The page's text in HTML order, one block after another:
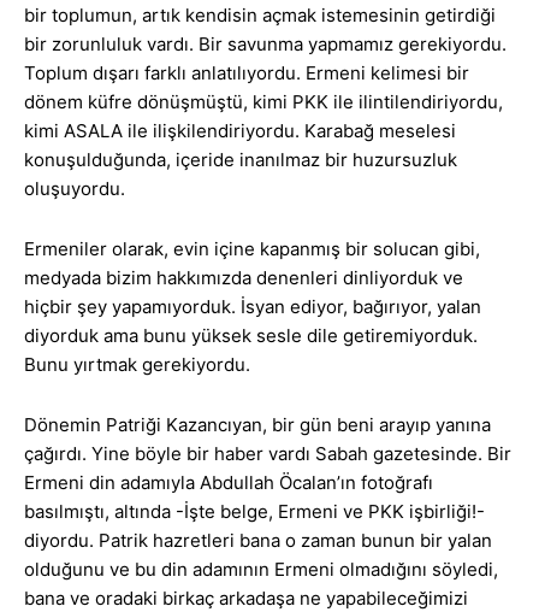
bir toplumun, artık kendisin açmak istemesinin getirdiği
bir zorunluluk vardı. Bir savunma yapmamız gerekiyordu.
Toplum dışarı farklı anlatılıyordu. Ermeni kelimesi bir
dönem küfre dönüşmüştü, kimi PKK ile ilintilendiriyordu,
kimi ASALA ile ilişkilendiriyordu. Karabağ meselesi
konuşulduğunda, içeride inanılmaz bir huzursuzluk
oluşuyordu.
Ermeniler olarak, evin içine kapanmış bir solucan gibi,
medyada bizim hakkımızda denenleri dinliyorduk ve
hiçbir şey yapamıyorduk. İsyan ediyor, bağırıyor, yalan
diyorduk ama bunu yüksek sesle dile getiremiyorduk.
Bunu yırtmak gerekiyordu.
Dönemin Patriği Kazancıyan, bir gün beni arayıp yanına
çağırdı. Yine böyle bir haber vardı Sabah gazetesinde. Bir
Ermeni din adamıyla Abdullah Öcalan’ın fotoğrafı
basılmıştı, altında -İşte belge, Ermeni ve PKK işbirliği!-
diyordu. Patrik hazretleri bana o zaman bunun bir yalan
olduğunu ve bu din adamının Ermeni olmadığını söyledi,
bana ve oradaki birkaç arkadaşa ne yapabileceğimizi